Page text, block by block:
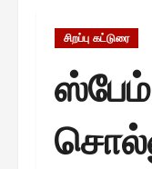
சிறப்பு கட்டுரை
ஸ்பேம்